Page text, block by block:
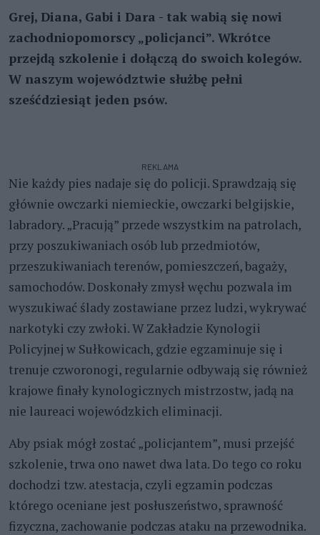
Grej, Diana, Gabi i Dara - tak wabią się nowi
zachodniopomorscy „policjanci”. Wkrótce
przejdą szkolenie i dołączą do swoich kolegów.
W naszym województwie służbę pełni
sześćdziesiąt jeden psów.
REKLAMA
Nie każdy pies nadaje się do policji. Sprawdzają się
głównie owczarki niemieckie, owczarki belgijskie,
labradory. „Pracują” przede wszystkim na patrolach,
przy poszukiwaniach osób lub przedmiotów,
przeszukiwaniach terenów, pomieszczeń, bagaży,
samochodów. Doskonały zmysł węchu pozwala im
wyszukiwać ślady zostawiane przez ludzi, wykrywać
narkotyki czy zwłoki. W Zakładzie Kynologii
Policyjnej w Sułkowicach, gdzie egzaminuje się i
trenuje czworonogi, regularnie odbywają się również
krajowe finały kynologicznych mistrzostw, jadą na
nie laureaci wojewódzkich eliminacji.
Aby psiak mógł zostać „policjantem”, musi przejść
szkolenie, trwa ono nawet dwa lata. Do tego co roku
dochodzi tzw. atestacja, czyli egzamin podczas
którego oceniane jest posłuszeństwo, sprawność
fizyczna, zachowanie podczas ataku na przewodnika.